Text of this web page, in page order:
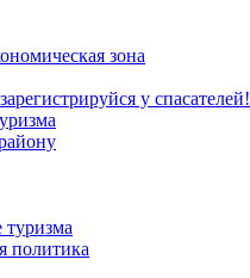
зона
у спасателей!
туризма
политика